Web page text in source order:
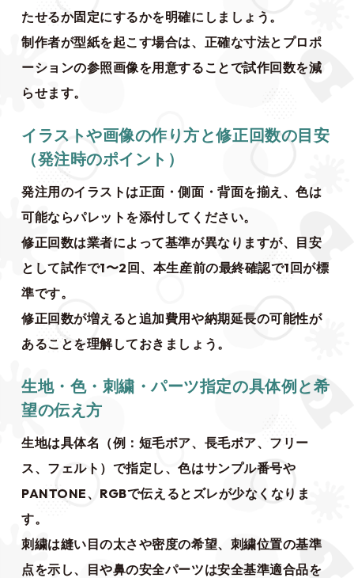
たせるか固定にするかを明確にしましょう。
制作者が型紙を起こす場合は、正確な寸法とプロポ
ーションの参照画像を用意することで試作回数を減
らせます。
イラストや画像の作り方と修正回数の目安
（発注時のポイント）
発注用のイラストは正面・側面・背面を揃え、色は
可能ならパレットを添付してください。
修正回数は業者によって基準が異なりますが、目安
として試作で1〜2回、本生産前の最終確認で1回が標
準です。
修正回数が増えると追加費用や納期延長の可能性が
あることを理解しておきましょう。
生地・色・刺繍・パーツ指定の具体例と希
望の伝え方
生地は具体名（例：短毛ボア、長毛ボア、フリー
ス、フェルト）で指定し、色はサンプル番号や
PANTONE、RGBで伝えるとズレが少なくなりま
す。
刺繍は縫い目の太さや密度の希望、刺繍位置の基準
点を示し、目や鼻の安全パーツは安全基準適合品を